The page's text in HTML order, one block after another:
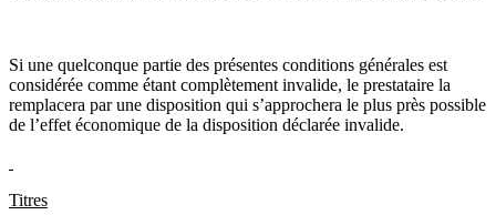
Si une quelconque partie des présentes conditions générales est
considérée comme étant complètement invalide, le prestataire la
remplacera par une disposition qui s’approchera le plus près possible
de l’effet économique de la disposition déclarée invalide.
Titres